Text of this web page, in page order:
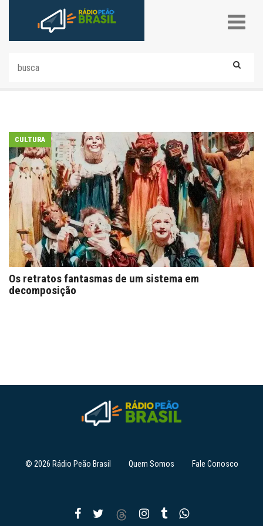
CULTURA
Os retratos fantasmas de um sistema em
decomposição
© 2026 Rádio Peão Brasil Quem Somos Fale Conosco